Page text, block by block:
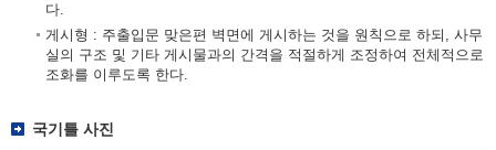
다.
게시형 : 주출입문 맞은편 벽면에 게시하는 것을 원칙으로 하되, 사무
실의 구조 및 기타 게시물과의 간격을 적절하게 조정하여 전체적으로
조화를 이루도록 한다.
국기틀 사진